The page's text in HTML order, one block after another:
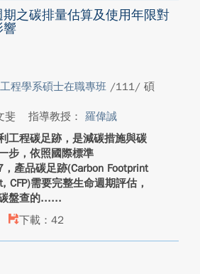
之碳排量估算及使用年限對
響
程學系碩士在職專班 /111/ 碩
斐
指導教授： 羅偉誠
工程碳足跡，是減碳措施與碳
步，依照國際標準
，產品碳足跡(Carbon Footprint
CFP)需要完整生命週期評估，
盤查的...
下載：42